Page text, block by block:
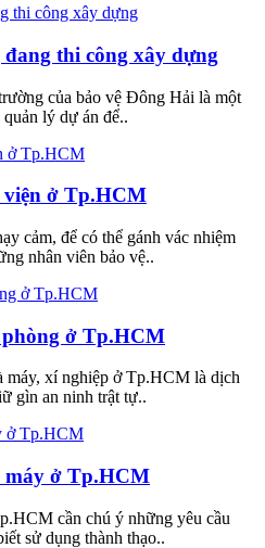
thi công xây dựng
của bảo vệ Đông Hải là một
lý dự án để..
viện ở Tp.HCM
cảm, để có thể gánh vác nhiệm
nhân viên bảo vệ..
phòng ở Tp.HCM
máy, xí nghiệp ở Tp.HCM là dịch
gìn an ninh trật tự..
máy ở Tp.HCM
cần chú ý những yêu cầu
sử dụng thành thạo..